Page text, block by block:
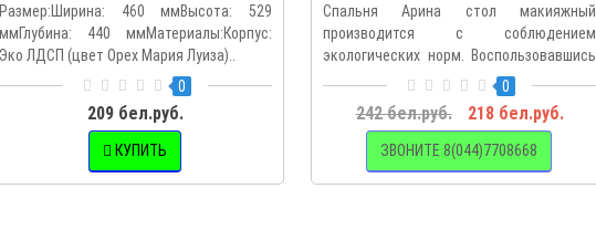
Размер:Ширина: 460 ммВысота: 529
ммГлубина: 440 ммМатериалы:Корпус:
Эко ЛДСП (цвет Орех Мария Луиза)..
0
209 бел.руб.
КУПИТЬ
Спальня Арина стол макияжный
производится с соблюдением
экологических норм. Воспользовавшись
0
242 бел.руб. 218 бел.руб.
ЗВОНИТЕ 8(044)7708668